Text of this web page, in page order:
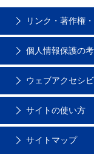
リンク・著作権
個人情報保護の
ウェブアクセシ
サイトの使い方
サイトマップ